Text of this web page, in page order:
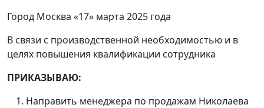
Город Москва «17» марта 2025 года
В связи с производственной необходимостью и в
целях повышения квалификации сотрудника
ПРИКАЗЫВАЮ:
Направить менеджера по продажам Николаева